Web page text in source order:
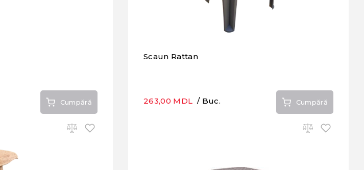
Cumpără
Scaun Rattan
263,00 MDL / Buc. Cumpără